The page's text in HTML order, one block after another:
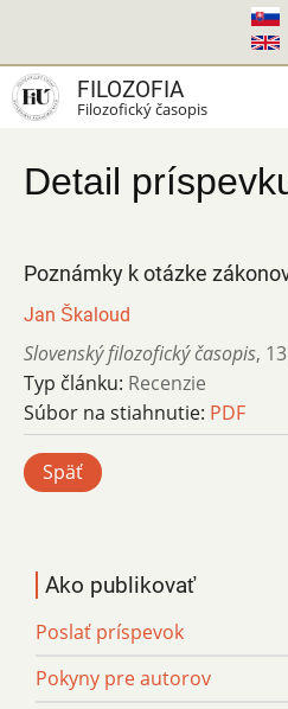
hlavný
obsah
FILOZOFIA
Filozofický časopis
Detail
Poznámky k otázke
Jan Škaloud
Slovenský filozofický časopis,
Typ článku: Recenzie
Súbor na stiahnutie: PDF
Späť
Ako publikovať
Poslať príspevok
Pokyny pre autorov